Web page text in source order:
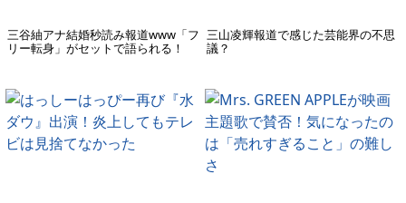
三谷紬アナ結婚秒読み報道www「フ
リー転身」がセットで語られる！
三山凌輝報道で感じた芸能界の不思
議？